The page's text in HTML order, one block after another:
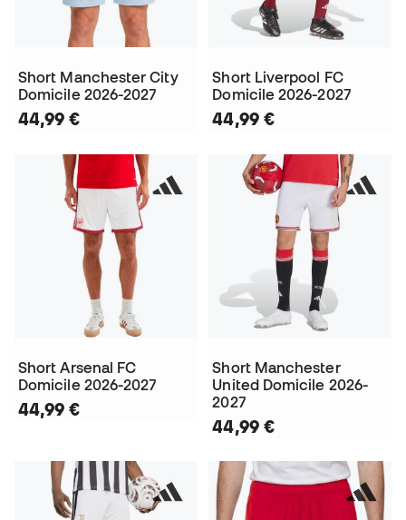
Short Manchester City
Domicile 2026-2027
44,99 €
Short Liverpool FC
Domicile 2026-2027
44,99 €
Short Arsenal FC
Domicile 2026-2027
44,99 €
Short Manchester
United Domicile 2026-
2027
44,99 €